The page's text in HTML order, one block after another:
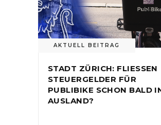
AKTUELL BEITRAG
STADT ZÜRICH: FLIESSEN
STEUERGELDER FÜR
PUBLIBIKE SCHON BALD
AUSLAND?